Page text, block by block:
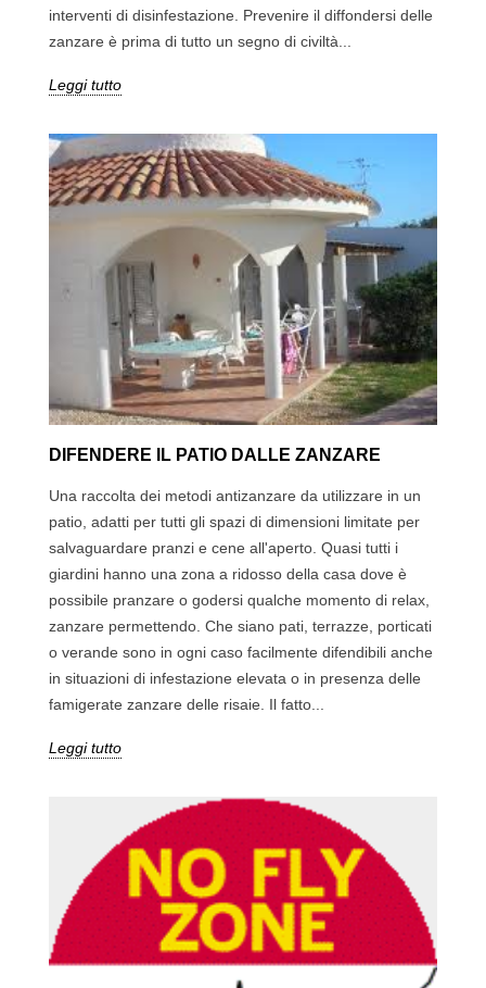
interventi di disinfestazione. Prevenire il diffondersi delle
zanzare è prima di tutto un segno di civiltà...
Leggi tutto
DIFENDERE IL PATIO DALLE ZANZARE
Una raccolta dei metodi antizanzare da utilizzare in un
patio, adatti per tutti gli spazi di dimensioni limitate per
salvaguardare pranzi e cene all'aperto. Quasi tutti i
giardini hanno una zona a ridosso della casa dove è
possibile pranzare o godersi qualche momento di relax,
zanzare permettendo. Che siano pati, terrazze, porticati
o verande sono in ogni caso facilmente difendibili anche
in situazioni di infestazione elevata o in presenza delle
famigerate zanzare delle risaie. Il fatto...
Leggi tutto